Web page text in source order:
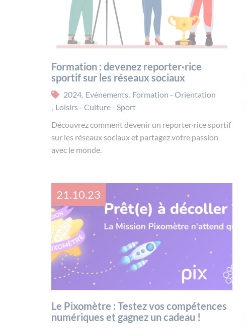
Formation : devenez reporter·rice
sportif sur les réseaux sociaux
2024, Evénements, Formation - Orientation
, Loisirs - Culture - Sport
Découvrez comment devenir un reporter·rice sportif
sur les réseaux sociaux et partagez votre passion
avec le monde.
21.10.23
Le Pixomètre : Testez vos compétences
numériques et gagnez un cadeau !